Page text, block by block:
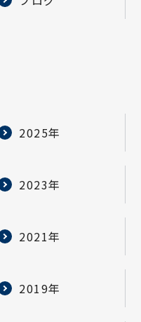
2025年
2023年
2021年
2019年